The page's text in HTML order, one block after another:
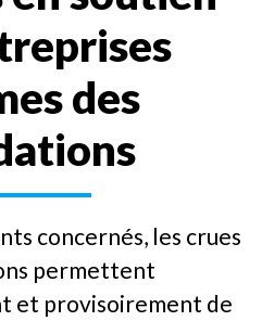
des
concernés, les crues
permettent
et provisoirement de